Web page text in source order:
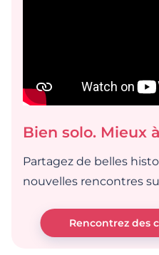
Bien solo. Mieux
Partagez de belles
nouvelles rencontres
Rencontrez des